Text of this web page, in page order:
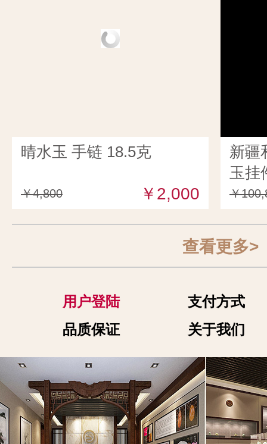
晴水玉 手链 18.5克
￥4,800 ￥2,000
新疆
玉挂
￥
查看更多>
用户登陆
支付方式
品质保证
关于我们